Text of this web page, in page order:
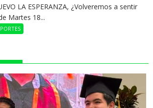
LA ESPERANZA, ¿Volveremos a sentir
Martes 18...